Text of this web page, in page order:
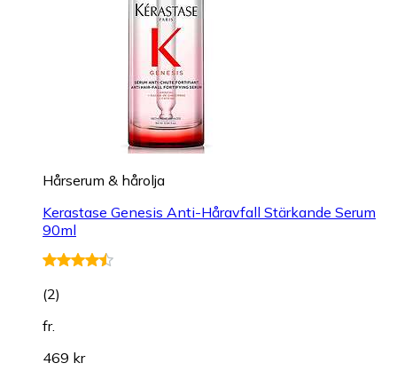
Hårserum & hårolja
Kerastase Genesis Anti-Håravfall Stärkande Serum
90ml
(2)
fr.
469 kr